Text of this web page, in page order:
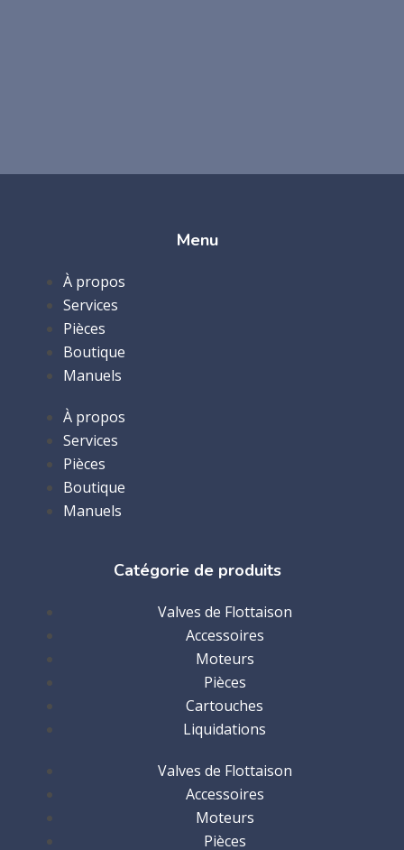
Menu
À propos
Services
Pièces
Boutique
Manuels
À propos
Services
Pièces
Boutique
Manuels
Catégorie de produits
Valves de Flottaison
Accessoires
Moteurs
Pièces
Cartouches
Liquidations
Valves de Flottaison
Accessoires
Moteurs
Pièces